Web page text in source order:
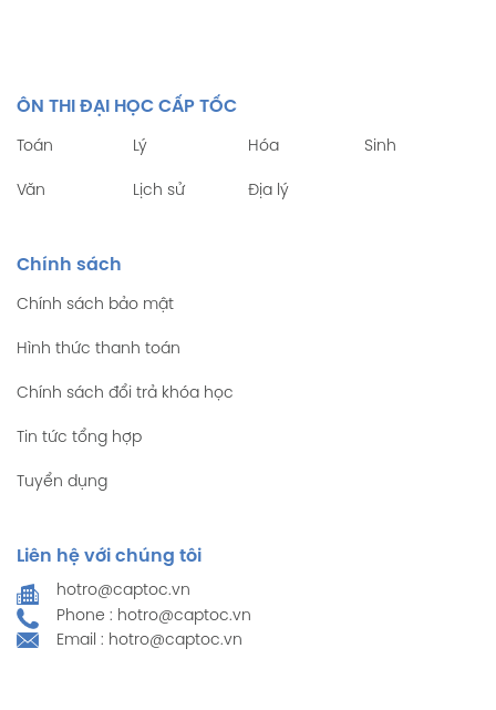
ÔN THI ĐẠI HỌC CẤP TỐC
Toán Lý Hóa Sinh
Văn Lịch sử Địa lý
Chính sách
Chính sách bảo mật
Hình thức thanh toán
Chính sách đổi trả khóa học
Tin tức tổng hợp
Tuyển dụng
Liên hệ với chúng tôi
hotro@captoc.vn
Phone : hotro@captoc.vn
Email : hotro@captoc.vn